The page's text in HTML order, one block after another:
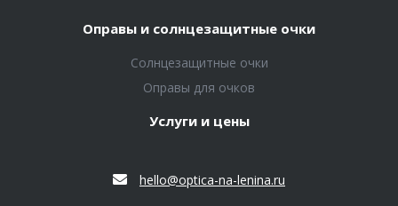
Оправы и солнцезащитные очки
Солнцезащитные очки
Оправы для очков
Услуги и цены
hello@optica-na-lenina.ru